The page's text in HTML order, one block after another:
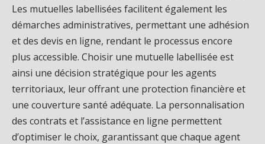
Les mutuelles labellisées facilitent également les
démarches administratives, permettant une adhésion
et des devis en ligne, rendant le processus encore
plus accessible. Choisir une mutuelle labellisée est
ainsi une décision stratégique pour les agents
territoriaux, leur offrant une protection financière et
une couverture santé adéquate. La personnalisation
des contrats et l’assistance en ligne permettent
d’optimiser le choix, garantissant que chaque agent